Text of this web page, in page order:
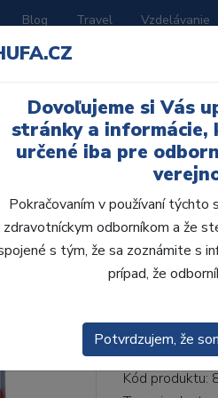
Blog Travel Vzdelávanie
I53-
•
zub.• Vďaka
odolávajú ab...
Kód produktu:
Dovoľujeme si Vás
stránky a informácie,
určené iba pre
Pokračovaním v používaní
zdravotníckym odborníkom a že
s tým, že sa zoznámite s
prípad, že
Potvrdzujem, že